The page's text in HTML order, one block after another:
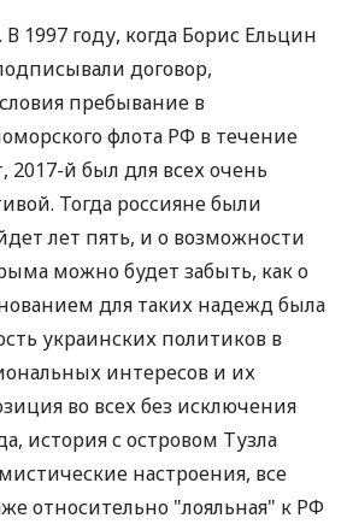
1997 году, когда Борис Ельцин
договор,
пребывание в
флота РФ в течение
2017-й был для всех очень
Тогда россияне были
лет пять, и о возможности
можно будет забыть, как о
для таких надежд была
украинских политиков в
интересов и их
во всех без исключения
история с островом Тузла
настроения, все
относительно "лояльная" к РФ